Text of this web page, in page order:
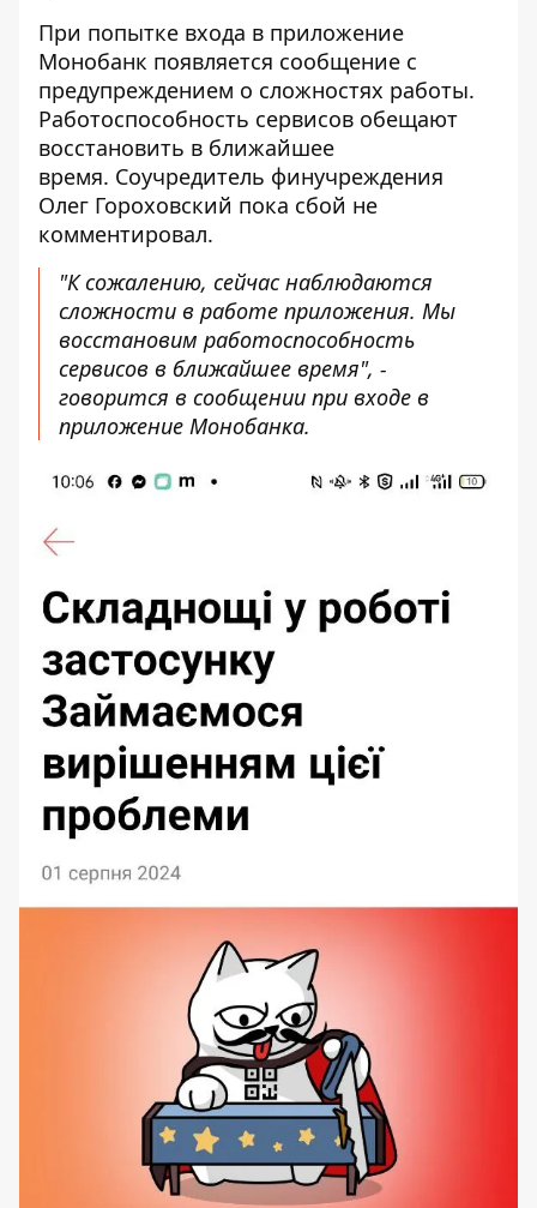
При попытке входа в приложение
Монобанк появляется сообщение с
предупреждением о сложностях работы.
Работоспособность сервисов обещают
восстановить в ближайшее
время. Соучредитель финучреждения
Олег Гороховский пока сбой не
комментировал.
"К сожалению, сейчас наблюдаются
сложности в работе приложения. Мы
восстановим работоспособность
сервисов в ближайшее время", -
говорится в сообщении при входе в
приложение Монобанка.